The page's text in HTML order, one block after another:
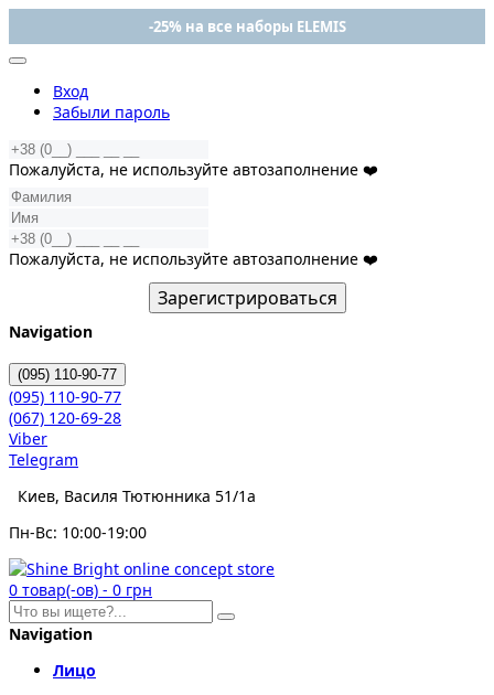
-25% на все наборы ELEMIS
Вход
Забыли пароль
Пожалуйста, не используйте автозаполнение ❤️
Пожалуйста, не используйте автозаполнение ❤️
Зарегистрироваться
Navigation
(095) 110-90-77
(095) 110-90-77
(067) 120-69-28
Viber
Telegram
Киев, Василя Тютюнника 51/1а
Пн-Вс: 10:00-19:00
0 товар(-ов) - 0 грн
Navigation
Лицо